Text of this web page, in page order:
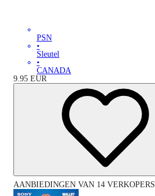
PSN
•
Sleutel
•
CANADA
9.95 EUR
AANBIEDINGEN VAN 14 VERKOPERS